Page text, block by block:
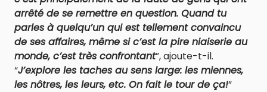
arrêté de se remettre en question. Quand tu
parles à quelqu’un qui est tellement convaincu
de ses affaires, même si c’est la pire niaiserie au
monde, c’est très confrontant”, ajoute-t-il.
“J’explore les taches au sens large: les miennes,
les nôtres, les leurs, etc. On fait le tour de ça!”